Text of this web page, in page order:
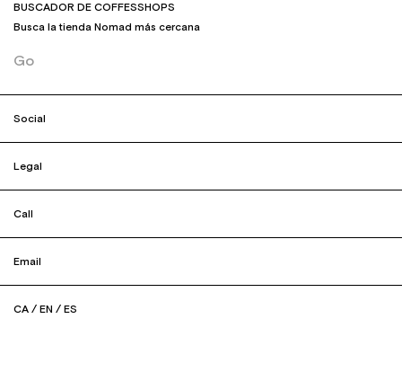
BUSCADOR DE COFFESSHOPS
Busca la tienda Nomad más cercana
Go
Social
Legal
Call
Email
CA / EN / ES